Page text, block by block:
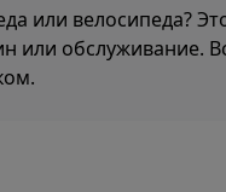
или велосипеда?
или